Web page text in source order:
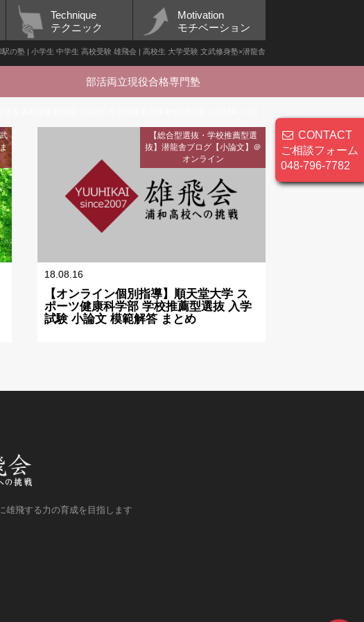
Technique
テクニック
Motivation
モチベーション
の塾 | 小学生 中学生 高校受験 雄飛会 | 高校生 大学受験 文武修身塾×潜龍舎
部活両立現役合格専門塾
CONTACT
ご相談フォーム
048-796-7782
【総合型選抜・学校推薦型選
抜】潜龍舎ブログ【小論文】＠
オンライン
18.08.16
【オンライン個別指導】順天堂大学 ス
ポーツ健康科学部 学校推薦型選抜 入学
試験 小論文 模範解答 まとめ
雄飛する力の育成を目指します